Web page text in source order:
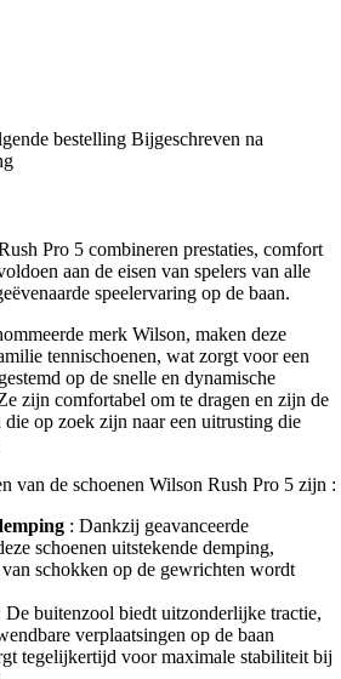
bestelling Bijgeschreven na
Pro 5 combineren prestaties, comfort
aan de eisen van spelers van alle
speelervaring op de baan.
merk Wilson, maken deze
tennischoenen, wat zorgt voor een
op de snelle en dynamische
zijn comfortabel om te dragen en zijn de
op zoek zijn naar een uitrusting die
van de schoenen Wilson Rush Pro 5 zijn :
: Dankzij geavanceerde
schoenen uitstekende demping,
schokken op de gewrichten wordt
De buitenzool biedt uitzonderlijke tractie,
verplaatsingen op de baan
tegelijkertijd voor maximale stabiliteit bij